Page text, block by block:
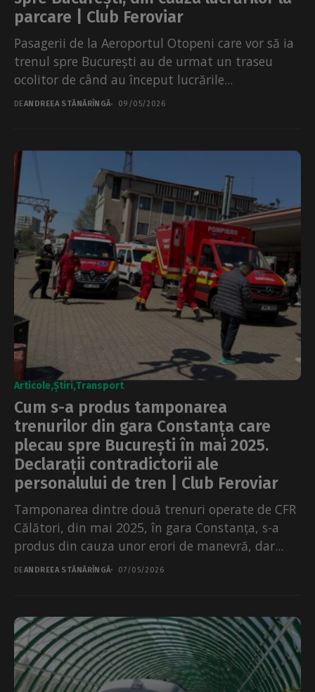
parcare | Club Feroviar
Pasagerii de la Aeroportul Otopeni care vor să ia
trenul spre București au de urmat un traseu
ocolitor de când au început lucrările...
DEANDREEA STĂNĂRÎNGĂ 09/05/2026
Articole Știri Transport
Cum s-a produs tamponarea
trenurilor din gara Constanța care
plecau spre București în mai 2025.
Declarații contradictorii ale
personalului de tren | Club Feroviar
Tamponarea dintre două trenuri operate de CFR
Călători, din mai 2025, în gara Constanța, s-a
produs din cauza unor erori de manevră, dar...
DEANDREEA STĂNĂRÎNGĂ 07/05/2026